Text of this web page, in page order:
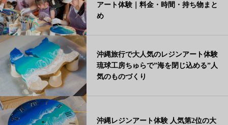
アート体験｜料金・時間・持ち物まと
め
沖縄旅行で大人気のレジンアート体験
琉球工房ちゅらで”海を閉じ込める”人
気のものづくり
沖縄レジンアート体験 人気第2位の大